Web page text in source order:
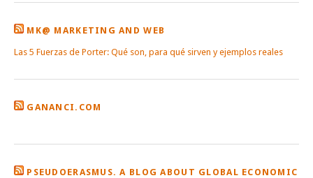
MK@ MARKETING AND WEB
Las 5 Fuerzas de Porter: Qué son, para qué sirven y ejemplos reales
GANANCI.COM
PSEUDOERASMUS. A BLOG ABOUT GLOBAL ECONOMIC